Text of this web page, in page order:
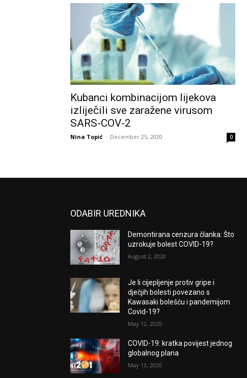
Kubanci kombinacijom lijekova
izliječili sve zaražene virusom
SARS-COV-2
Nina Topić - December 25, 2020 0
ODABIR UREDNIKA
Demontirana cenzura članka: Što
uzrokuje bolest COVID-19?
August 2, 2020
Je li cijepljenje protiv gripe i
dječjih bolesti povezano s
Kawasaki bolešću i pandemijom
Covid-19?
May 12, 2020
COVID-19: kratka povijest jednog
globalnog plana
May 13, 2020